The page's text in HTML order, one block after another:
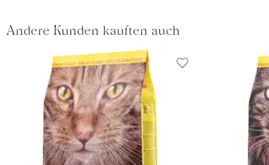
Andere Kunden kauften auch